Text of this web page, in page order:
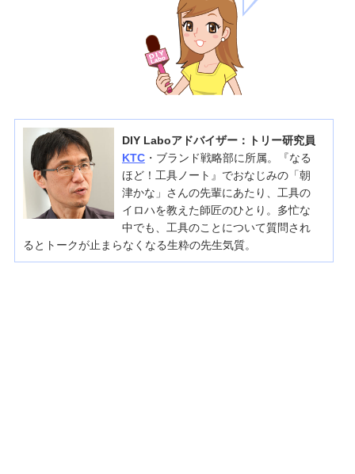
DIY Laboアドバイザー：トリー研究員
KTC・ブランド戦略部に所属。『なる
ほど！工具ノート』でおなじみの「朝
津かな」さんの先輩にあたり、工具の
イロハを教えた師匠のひとり。多忙な
中でも、工具のことについて質問され
るとトークが止まらなくなる生粋の先生気質。